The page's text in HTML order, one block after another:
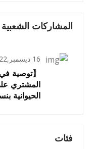
المشاركات الشعبية
16 ديسمبر,2022
【توصية
المشتري
فئات